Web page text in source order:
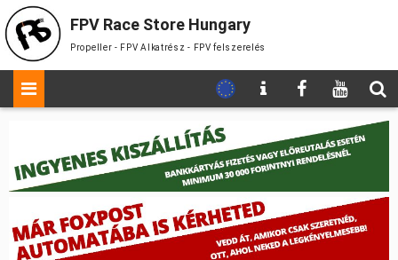
FPV Race Store Hungary
Propeller - FPV Alkatrész - FPV felszerelés